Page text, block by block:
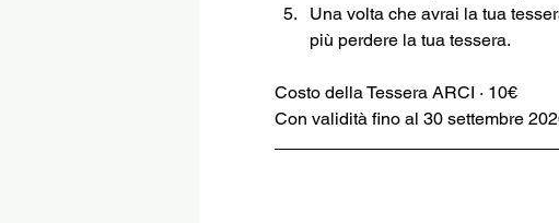
Una volta che avrai la tua
più perdere la tua tessera.
Costo della Tessera ARCI · 10€
Con validità fino al 30 settembre